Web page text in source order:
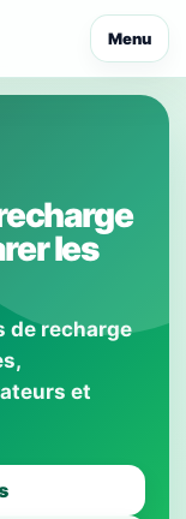
Menu
les
de recharge
et